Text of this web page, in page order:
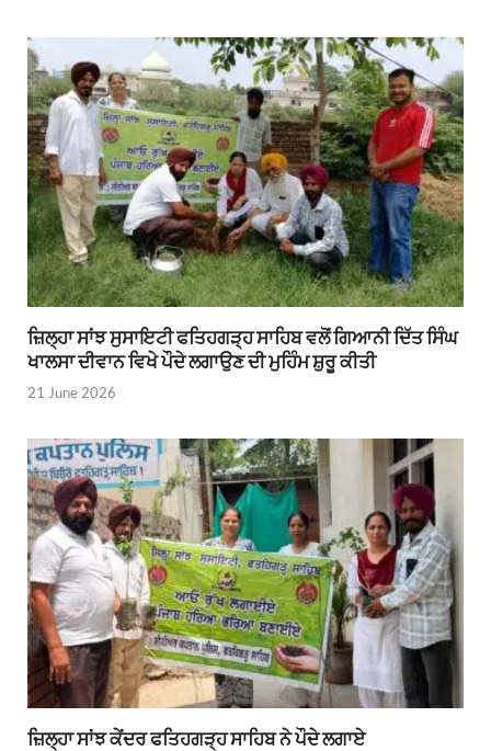
ਜ਼ਿਲ੍ਹਾ ਸਾਂਝ ਸੁਸਾਇਟੀ ਫਤਿਹਗੜ੍ਹ ਸਾਹਿਬ ਵਲੋਂ ਗਿਆਨੀ ਦਿੱਤ ਸਿੰਘ
ਖਾਲਸਾ ਦੀਵਾਨ ਵਿਖੇ ਪੌਦੇ ਲਗਾਉਣ ਦੀ ਮੁਹਿੰਮ ਸ਼ੁਰੂ ਕੀਤੀ
21 June 2026
ਜ਼ਿਲ੍ਹਾ ਸਾਂਝ ਕੇਂਦਰ ਫਤਿਹਗੜ੍ਹ ਸਾਹਿਬ ਨੇ ਪੌਦੇ ਲਗਾਏ